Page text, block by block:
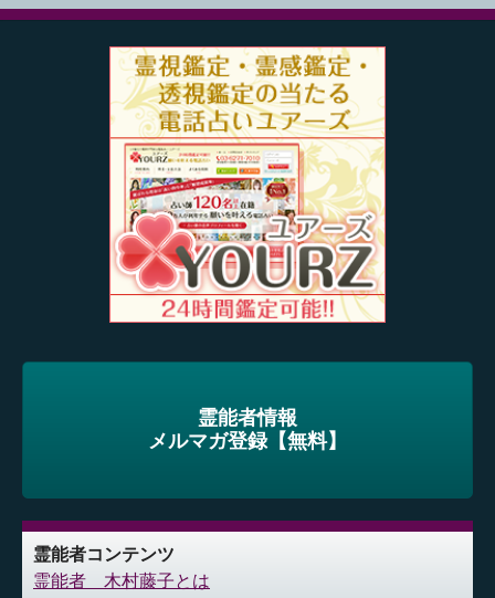
霊能者情報
メルマガ登録【無料】
霊能者コンテンツ
霊能者 木村藤子とは